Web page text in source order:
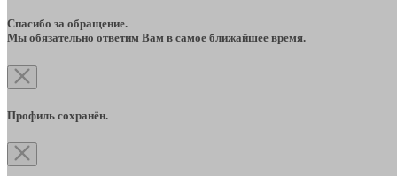
Спасибо за обращение.
Мы обязательно ответим Вам в самое ближайшее время.
Профиль сохранён.